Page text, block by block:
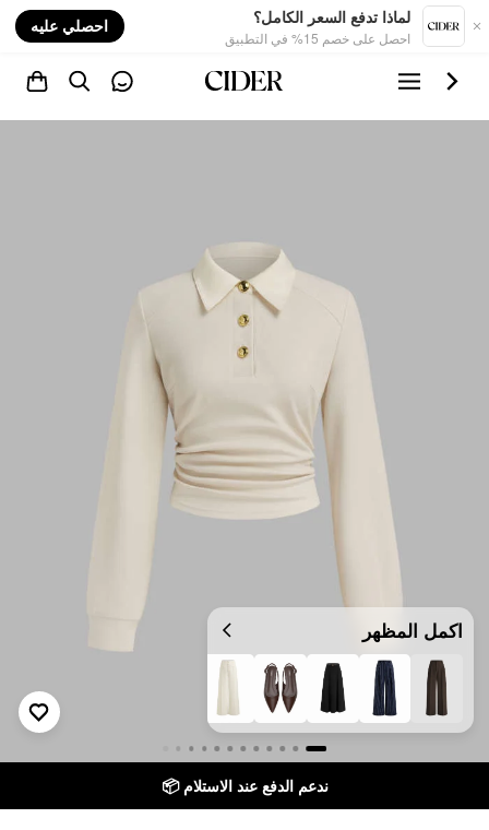
لماذا تدفع السعر الكامل؟
احصل على خصم 15% في التطبيق
احصلي عليه
اكمل المظهر
ندعم الدفع عند الاستلام 📦